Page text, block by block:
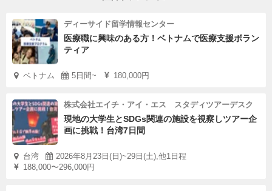
プに活用いただけます。）
■事前研修プログラム一覧■
関西会
場①
3/21（土）
現在調
整中
13：00～16：
関西会
ディーサイド留学情報センター
医療職に興味のある方！ベトナムで医療支援ボラン
ティア
ベトナム 5日間~ 180,000円
株式会社エイチ・アイ・エス スタディツアーデスク
現地の大学生とSDGs関連の施設を視察しツアー企
画に挑戦！台湾7日間
台湾
2026年8月23日(日)~29日(土),他1日程
188,000〜296,000円